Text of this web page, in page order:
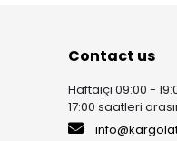
Contact us
Haftaiçi 09:00 -
17:00 saatleri